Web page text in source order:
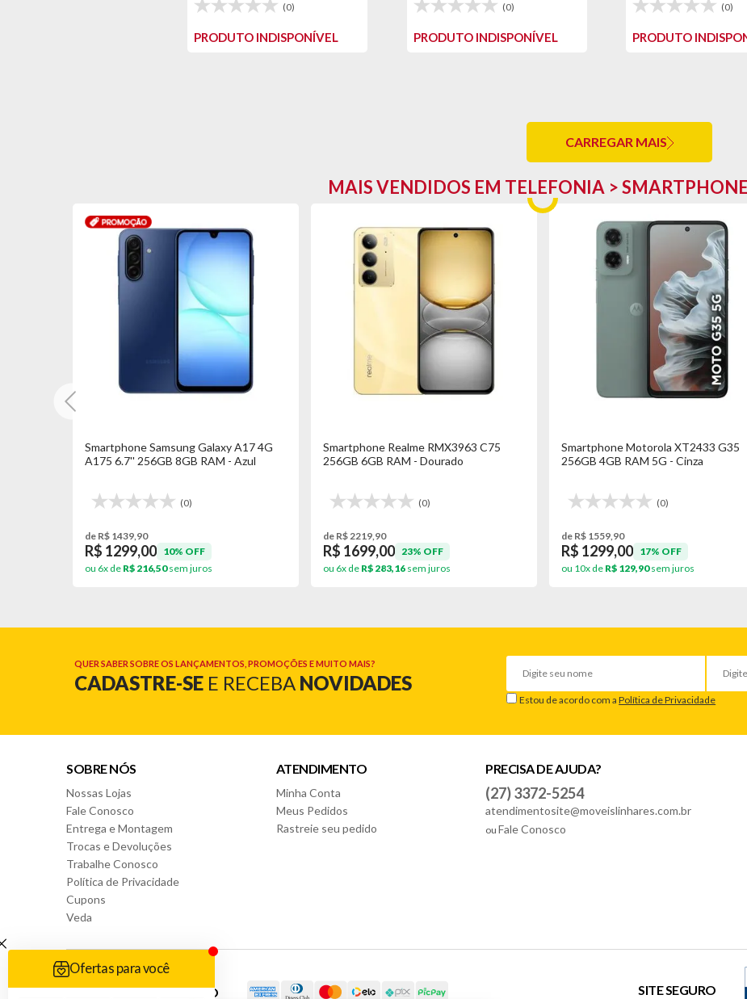
(0)
PRODUTO INDISPONÍVEL
(0)
PRODUTO INDISPONÍVEL
(0)
PRODUTO
CARREGAR MAIS
MAIS VENDIDOS EM TELEFONIA >
Smartphone Samsung Galaxy A17 4G
A175 6.7'' 256GB 8GB RAM - Azul
(0)
de R$ 1439,90
R$ 1299,00
10% OFF
ou 6x de R$ 216,50sem juros
Smartphone Realme RMX3963 C75
256GB 6GB RAM - Dourado
(0)
de R$ 2219,90
R$ 1699,00
23% OFF
ou 6x de R$ 283,16sem juros
Smartphone Motorola XT2433 G35
256GB 4GB RAM 5G - Cinza
(0)
de R$ 1559,90
R$ 1299,00
17% OFF
ou 10x de R$ 129,90sem juros
QUER SABER SOBRE OS LANÇAMENTOS, PROMOÇÕES E MUITO MAIS?
CADASTRE-SE E RECEBA NOVIDADES
Estou de acordo com aPolítica de Privacidade
SOBRE NÓS
Nossas Lojas
Fale Conosco
Entrega e Montagem
Trocas e Devoluções
Trabalhe Conosco
Política de Privacidade
Cupons
Veda
ATENDIMENTO
Minha Conta
Meus Pedidos
Rastreie seu pedido
PRECISA DE AJUDA?
(27) 3372-5254
atendimentosite@moveislinhares.com.br
ou Fale Conosco
FORMAS DE PAGAMENTO SITE SEGURO